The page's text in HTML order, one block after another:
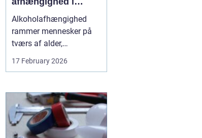
trygge rammer
Alkoholafhængighed
rammer mennesker på
tværs af alder,
uddannelse og
baggrund. For mange
Et glas for at falde ned
efter arbejde, lidt ekstra i
weekenden, og pludselig
er alkoholen blevet en
17 February 2026